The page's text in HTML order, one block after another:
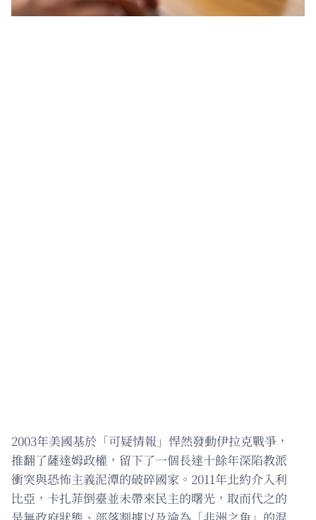
2003年美國基於「可疑情報」悍然發動伊拉克戰爭，
推翻了薩達姆政權，留下了一個長達十餘年深陷教派
衝突與恐怖主義泥潭的破碎國家。2011年北約介入利
比亞，卡扎菲倒臺並未帶來民主的曙光，取而代之的